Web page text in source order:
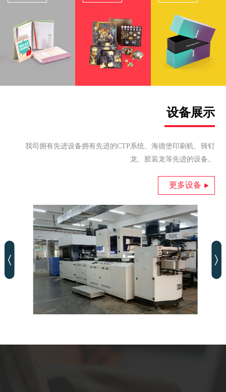
设备展示
我司拥有先进设备拥有先进的CTP系统、海德堡印刷机、骑钉
龙、胶装龙等先进的设备。
更多设备